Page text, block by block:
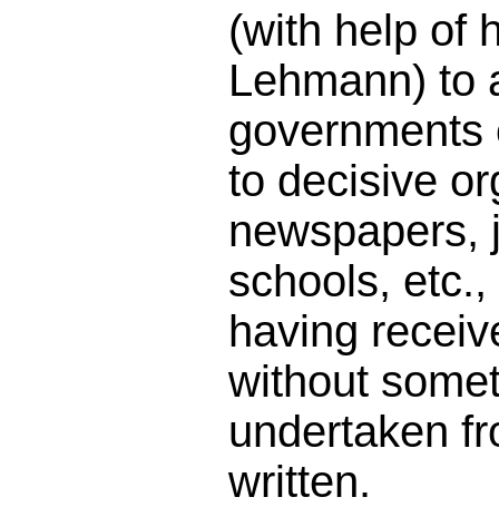
(with help of
Lehmann) to
to decisive
newspapers,
schools,
having
without
undertaken
written.